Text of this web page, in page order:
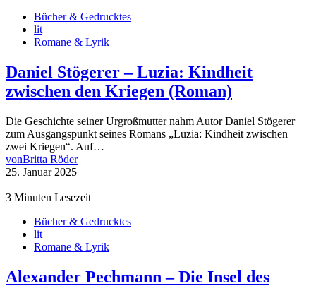
Bücher & Gedrucktes
lit
Romane & Lyrik
Daniel Stögerer – Luzia: Kindheit
zwischen den Kriegen (Roman)
Die Geschichte seiner Urgroßmutter nahm Autor Daniel Stögerer
zum Ausgangspunkt seines Romans „Luzia: Kindheit zwischen
zwei Kriegen“. Auf…
vonBritta Röder
25. Januar 2025
3 Minuten Lesezeit
Bücher & Gedrucktes
lit
Romane & Lyrik
Alexander Pechmann – Die Insel des